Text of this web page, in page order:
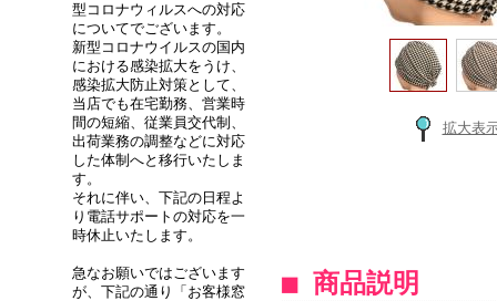
型コロナウィルスへの対応
についてでございます。
新型コロナウイルスの国内
における感染拡大をうけ、
感染拡大防止対策として、
当店でも在宅勤務、営業時
間の短縮、従業員交代制、
出荷業務の調整などに対応
した体制へと移行いたしま
す。
それに伴い、下記の日程よ
り電話サポートの対応を一
時休止いたします。
急なお願いではございます
が、下記の通り「お客様窓
拡大表
■ 商品説明